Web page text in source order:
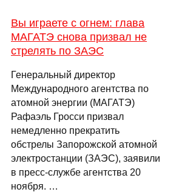
Вы играете с огнем: глава
МАГАТЭ снова призвал не
стрелять по ЗАЭС
Генеральный директор
Международного агентства по
атомной энергии (МАГАТЭ)
Рафаэль Гросси призвал
немедленно прекратить
обстрелы Запорожской атомной
электростанции (ЗАЭС), заявили
в пресс-службе агентства 20
ноября. …